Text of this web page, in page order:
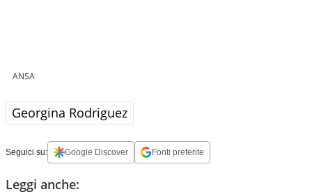
ANSA
Georgina Rodriguez
Seguici su: Google Discover Fonti preferite
Leggi anche: